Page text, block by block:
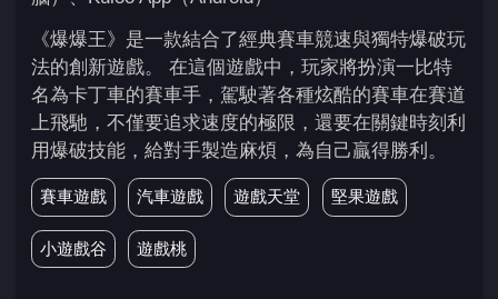
《爆爆王》是一款結合了經典賽車競速與獨特爆破玩
法的創新遊戲。 在這個遊戲中，玩家將扮演一比特
名為卡丁車的賽車手，駕駛著各種炫酷的賽車在賽道
上飛馳，不僅要追求速度的極限，還要在關鍵時刻利
用爆破技能，給對手製造麻煩，為自己贏得勝利。
賽車遊戲 汽車遊戲 遊戲天堂 堅果遊戲
小遊戲谷 遊戲桃